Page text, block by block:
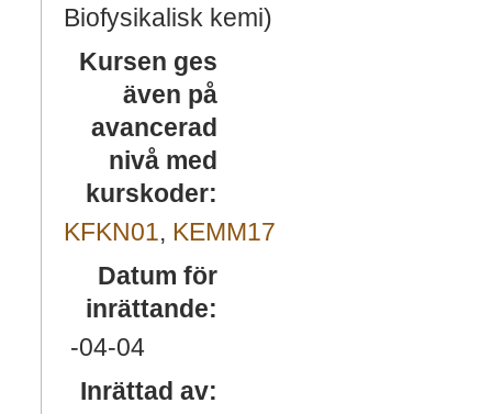
Biofysikalisk kemi)
Kursen ges
även på
avancerad
nivå med
kurskoder:
KFKN01, KEMM17
Datum för
inrättande:
-04-04
Inrättad av: